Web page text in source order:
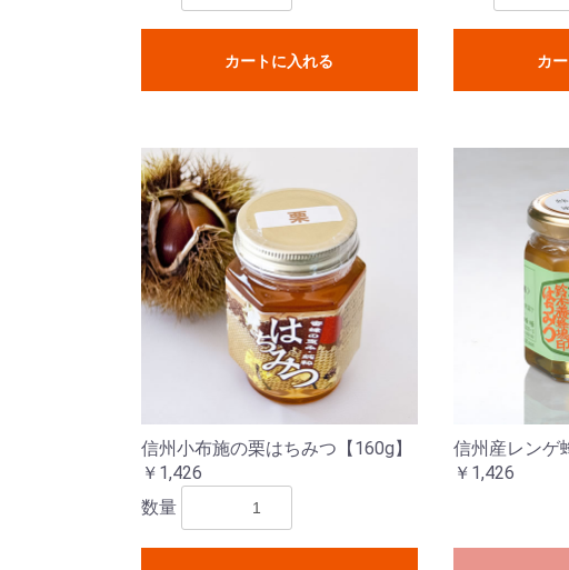
カートに入れる カ
信州小布施の栗はちみつ【160g】
￥1,426
数量
信州産レンゲ
￥1,426